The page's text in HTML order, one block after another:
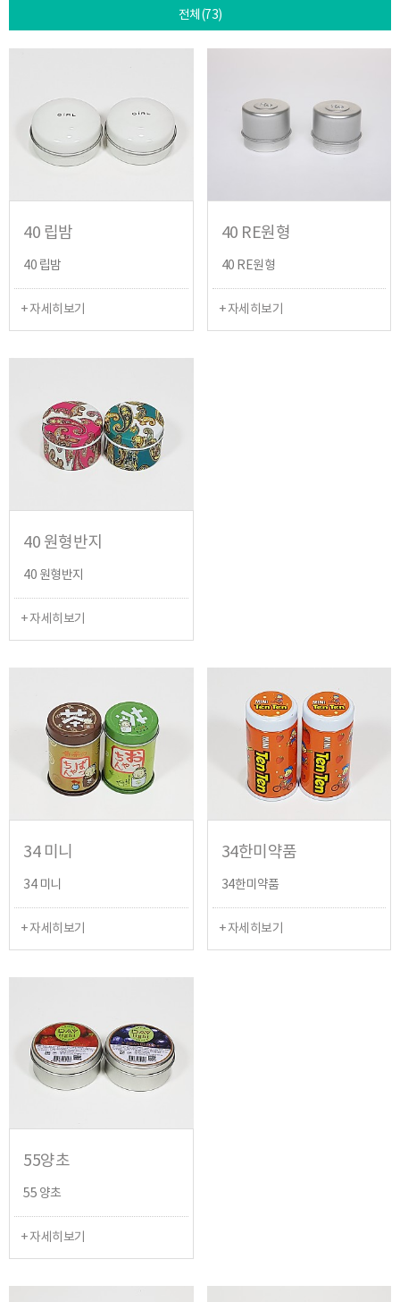
전체(73)
40 립밤
40 립밤
+ 자세히보기
40 RE원형
40 RE원형
+ 자세히보기
40 원형반지
40 원형반지
+ 자세히보기
34 미니
34 미니
+ 자세히보기
34한미약품
34한미약품
+ 자세히보기
55양초
55 양초
+ 자세히보기